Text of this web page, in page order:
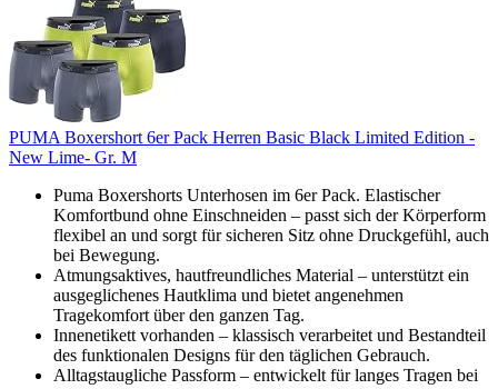
PUMA Boxershort 6er Pack Herren Basic Black Limited Edition -
New Lime- Gr. M
Puma Boxershorts Unterhosen im 6er Pack. Elastischer
Komfortbund ohne Einschneiden – passt sich der Körperform
flexibel an und sorgt für sicheren Sitz ohne Druckgefühl, auch
bei Bewegung.
Atmungsaktives, hautfreundliches Material – unterstützt ein
ausgeglichenes Hautklima und bietet angenehmen
Tragekomfort über den ganzen Tag.
Innenetikett vorhanden – klassisch verarbeitet und Bestandteil
des funktionalen Designs für den täglichen Gebrauch.
Alltagstaugliche Passform – entwickelt für langes Tragen bei